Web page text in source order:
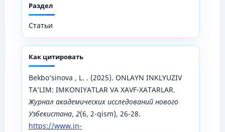
Раздел
Статьи
Как цитировать
Bekbo‘sinova , L. . (2025). ONLAYN INKLYUZIV
TA’LIM: IMKONIYATLAR VA XAVF-XATARLAR.
Журнал академических исследований нового
Узбекистана, 2(6, 2-qism), 26-28.
https://www.in-